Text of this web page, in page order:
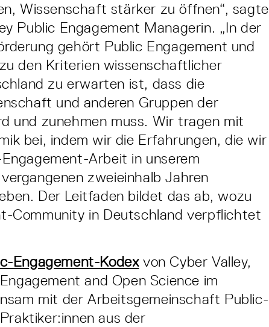
Wissenschaft stärker zu öffnen“, sagte
Public Engagement Managerin. „In der
gehört Public Engagement und
den Kriterien wissenschaftlicher
zu erwarten ist, dass die
und anderen Gruppen der
und zunehmen muss. Wir tragen mit
bei, indem wir die Erfahrungen, die wir
Arbeit in unserem
zweieinhalb Jahren
Der Leitfaden bildet das ab, wozu
Community in Deutschland verpflichtet
Engagement-Kodexvon Cyber Valley,
and Open Science im
mit der Arbeitsgemeinschaft Public-
aus der